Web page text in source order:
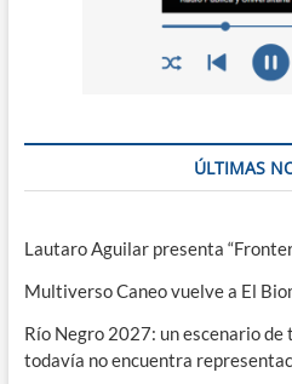
ÚLTIMAS
Lautaro Aguilar presenta
Multiverso Caneo vuelve a El
Río Negro 2027: un escenario
todavía no encuentra